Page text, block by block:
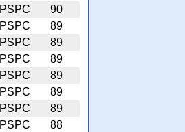
PSPC
90
PSPC
89
PSPC
89
PSPC
89
PSPC
89
PSPC
89
PSPC
89
PSPC
88